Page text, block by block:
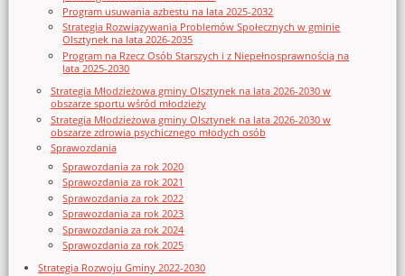
Program usuwania azbestu na lata 2025-2032
Strategia Rozwiązywania Problemów Społecznych w gminie
Olsztynek na lata 2026-2035
Program na Rzecz Osób Starszych i z Niepełnosprawnością na
lata 2025-2030
Strategia Młodzieżowa gminy Olsztynek na lata 2026-2030 w
obszarze sportu wśród młodzieży
Strategia Młodzieżowa gminy Olsztynek na lata 2026-2030 w
obszarze zdrowia psychicznego młodych osób
Sprawozdania
Sprawozdania za rok 2020
Sprawozdania za rok 2021
Sprawozdania za rok 2022
Sprawozdania za rok 2023
Sprawozdania za rok 2024
Sprawozdania za rok 2025
Strategia Rozwoju Gminy 2022-2030